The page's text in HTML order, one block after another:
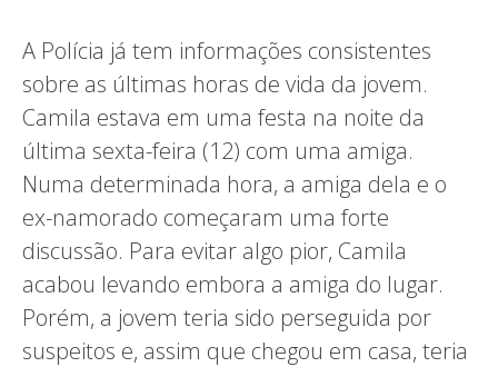
A Polícia já tem informações consistentes
sobre as últimas horas de vida da jovem.
Camila estava em uma festa na noite da
última sexta-feira (12) com uma amiga.
Numa determinada hora, a amiga dela e o
ex-namorado começaram uma forte
discussão. Para evitar algo pior, Camila
acabou levando embora a amiga do lugar.
Porém, a jovem teria sido perseguida por
suspeitos e, assim que chegou em casa, teria